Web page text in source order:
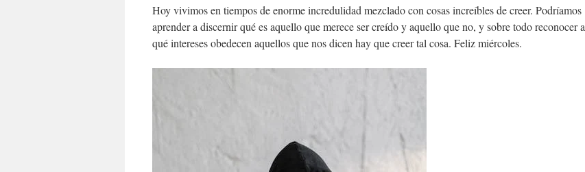
Hoy vivimos en tiempos de enorme incredulidad mezclado con cosas increíbles de creer. Podríamos
aprender a discernir qué es aquello que merece ser creído y aquello que no, y sobre todo reconocer a
qué intereses obedecen aquellos que nos dicen hay que creer tal cosa. Feliz miércoles.